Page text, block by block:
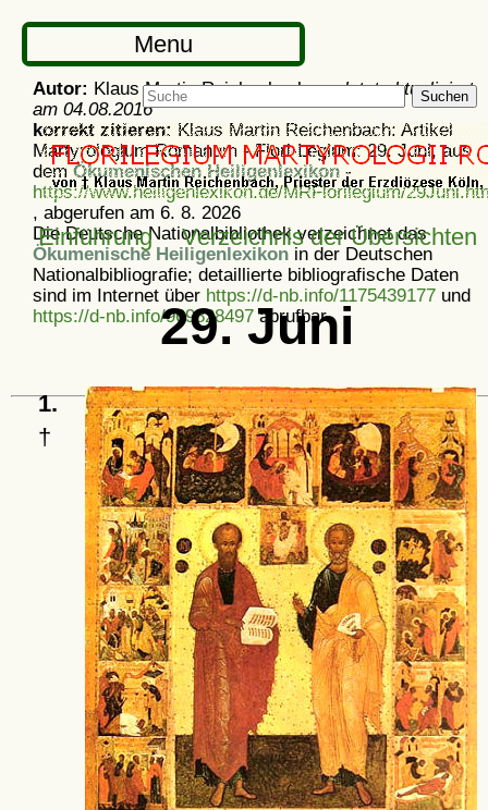
Menu
Suchen
Einführung Verzeichnis der Übersichten
29. Juni
1.
†
Autor: Klaus Martin Reichenbach -zuletzt aktualisiert
am 04.08.2016
korrekt zitieren:Klaus Martin Reichenbach: Artikel
Martyrologium Romanum - Flori-Legium: 29. Juni, aus
demÖkumenischen Heiligenlexikon-
https://www.heiligenlexikon.de/MRFlorilegium/
, abgerufen am 6. 8. 2026
Die Deutsche Nationalbibliothek verzeichnet das
Ökumenische Heiligenlexikon in der Deutschen
Nationalbibliografie; detaillierte bibliografische Daten
sind im Internet über https://d-nb.info/1175439177 und
https://d-nb.info/969828497 abrufbar.
Ökumenisches Heiligenlexikon